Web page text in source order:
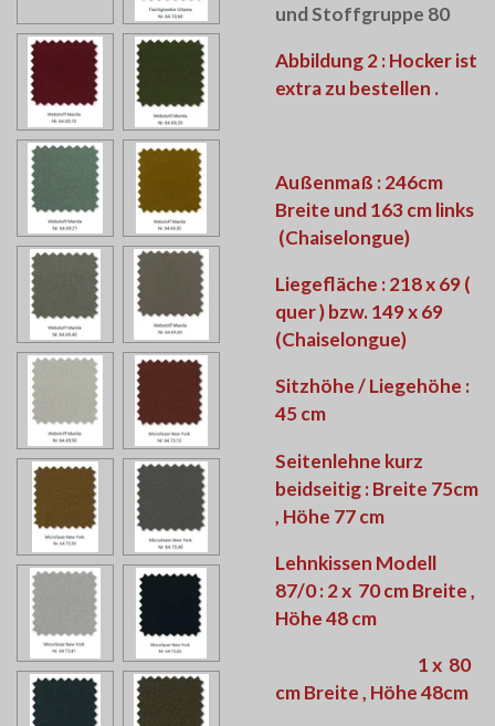
und Stoffgruppe 80
Abbildung 2 : Hocker ist
extra zu bestellen .
Außenmaß : 246cm
Breite und 163 cm links
(Chaiselongue)
Liegefläche : 218 x 69 (
quer ) bzw. 149 x 69
(Chaiselongue)
Sitzhöhe / Liegehöhe :
45 cm
Seitenlehne kurz
beidseitig : Breite 75cm
, Höhe 77 cm
Lehnkissen Modell
87/0 : 2 x 70 cm Breite ,
Höhe 48 cm
1 x 80
cm Breite , Höhe 48cm